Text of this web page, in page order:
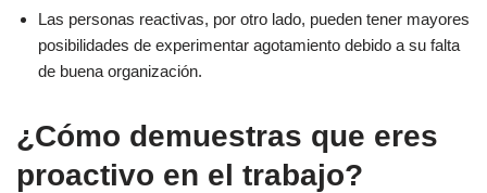
Las personas reactivas, por otro lado, pueden tener mayores
posibilidades de experimentar agotamiento debido a su falta
de buena organización.
¿Cómo demuestras que eres
proactivo en el trabajo?